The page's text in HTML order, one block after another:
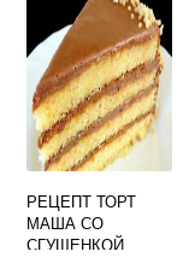
РЕЦЕПТ ТОРТ
МАША СО
СГУЩЕНКОЙ